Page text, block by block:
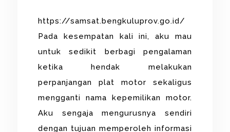
https://samsat.bengkuluprov.go.id/
Pada kesempatan kali ini, aku mau
untuk sedikit berbagi pengalaman
ketika hendak melakukan
perpanjangan plat motor sekaligus
mengganti nama kepemilikan motor.
Aku sengaja mengurusnya sendiri
dengan tujuan memperoleh informasi